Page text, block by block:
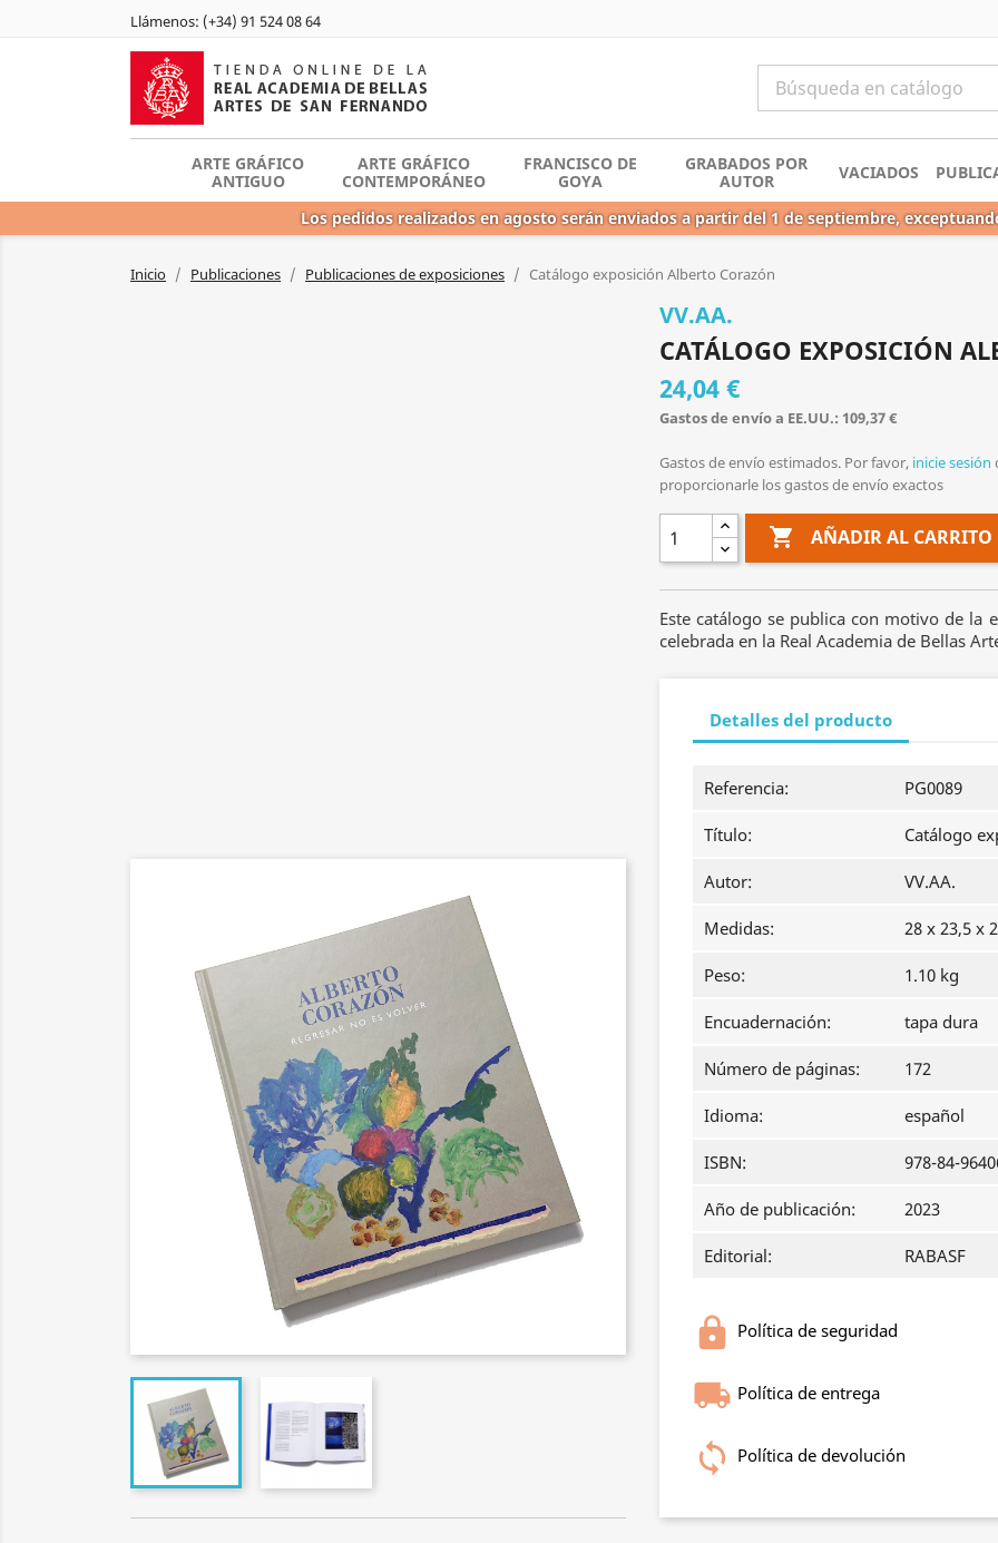
Llámenos: (+34) 91 524 08 64
ARTE GRÁFICO
ANTIGUO
ARTE GRÁFICO
CONTEMPORÁNEO
FRANCISCO DE
GOYA
GRABADOS POR
AUTOR
VACIADOS
Los pedidos realizados en agosto serán enviados a partir del 1 de septiembre,
Inicio Publicaciones Publicaciones de exposiciones Catálogo exposición Alberto Corazón
VV.AA.
CATÁLOGO EXPOSICIÓN
24,04 €
Gastos de envío a EE.UU.: 109,37 €
Gastos de envío estimados. Por favor, inicie sesión
proporcionarle los gastos de envío exactos
 AÑADIR AL CARRITO
Este catálogo se publica con motivo de la
celebrada en la Real Academia de Bellas
Detalles del producto
Referencia: PG0089
Título: Catálogo
Autor: VV.AA.
Medidas: 28 x 23,5 x
Peso: 1.10 kg
Encuadernación: tapa dura
Número de páginas: 172
Idioma: español
ISBN: 978-84-
Año de publicación: 2023
Editorial: RABASF
Política de seguridad
Política de entrega
Política de devolución